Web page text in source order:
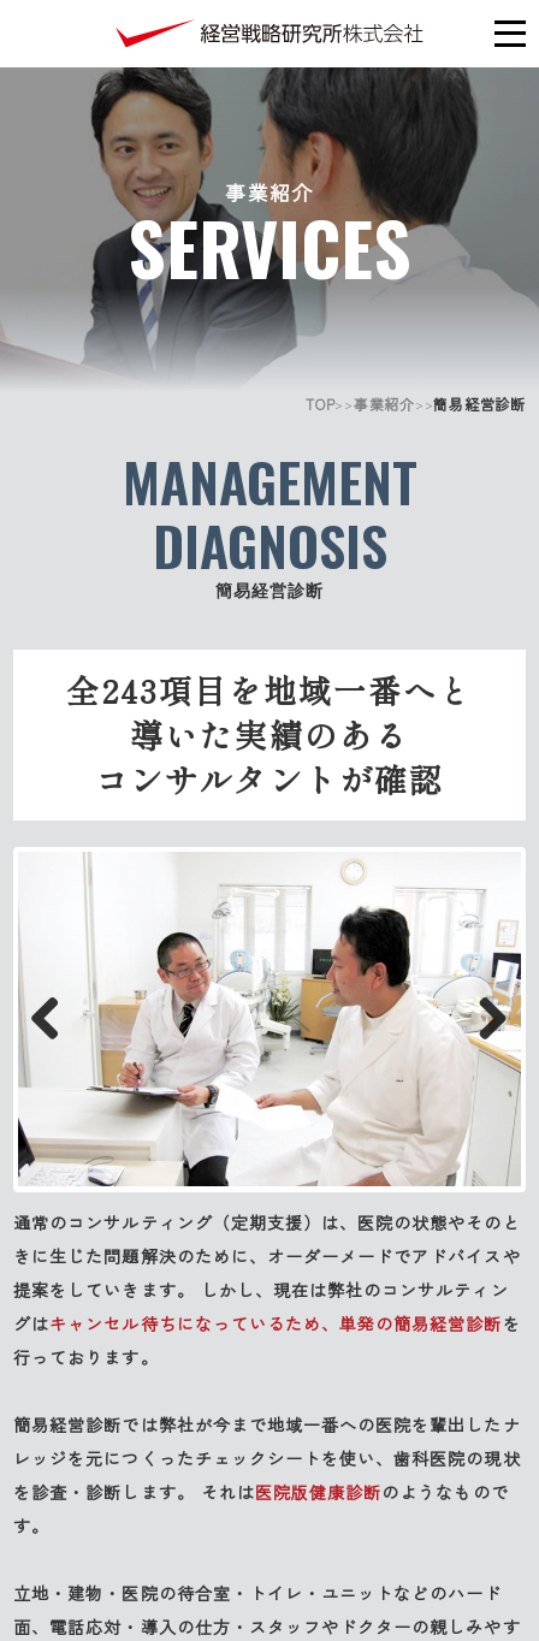
事業紹介
SERVICES
TOP>>事業紹介>>簡易経営診断
MANAGEMENT
DIAGNOSIS
簡易経営診断
全243項目を地域一番へと
導いた実績のある
コンサルタントが確認
Previous Next
通常のコンサルティング（定期支援）は、医院の状態やそのと
きに生じた問題解決のために、オーダーメードでアドバイスや
提案をしていきます。 しかし、現在は弊社のコンサルティン
グはキャンセル待ちになっているため、単発の簡易経営診断を
行っております。
簡易経営診断では弊社が今まで地域一番への医院を輩出したナ
レッジを元につくったチェックシートを使い、歯科医院の現状
を診査・診断します。 それは医院版健康診断のようなもので
す。
立地・建物・医院の待合室・トイレ・ユニットなどのハード
面、電話応対・導入の仕方・スタッフやドクターの親しみやす